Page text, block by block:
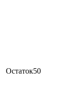
Остаток50